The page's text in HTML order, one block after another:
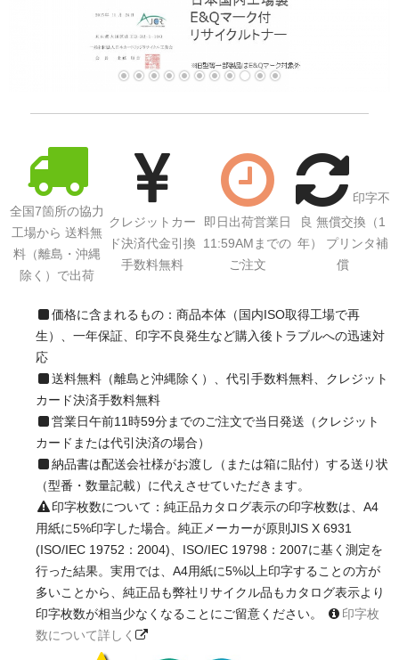
全国7箇所の協力
工場から 送料無
料（離島・沖縄
除く）で出荷
クレジットカー
ド決済代金引換
手数料無料
即日出荷営業日
11:59AMまでの
ご注文
印字不
良 無償交換（1
年） プリンタ補
償
価格に含まれるもの：商品本体（国内ISO取得工場で再
生）、一年保証、印字不良発生など購入後トラブルへの迅速対
応
送料無料（離島と沖縄除く）、代引手数料無料、クレジット
カード決済手数料無料
営業日午前11時59分までのご注文で当日発送（クレジット
カードまたは代引決済の場合）
納品書は配送会社様がお渡し（または箱に貼付）する送り状
（型番・数量記載）に代えさせていただきます。
印字枚数について：純正品カタログ表示の印字枚数は、A4
用紙に5%印字した場合。純正メーカーが原則JIS X 6931
(ISO/IEC 19752：2004)、ISO/IEC 19798：2007に基く測定を
行った結果。実用では、A4用紙に5%以上印字することの方が
多いことから、純正品も弊社リサイクル品もカタログ表示より
印字枚数が相当少なくなることにご留意ください。
印字枚
数について詳しく